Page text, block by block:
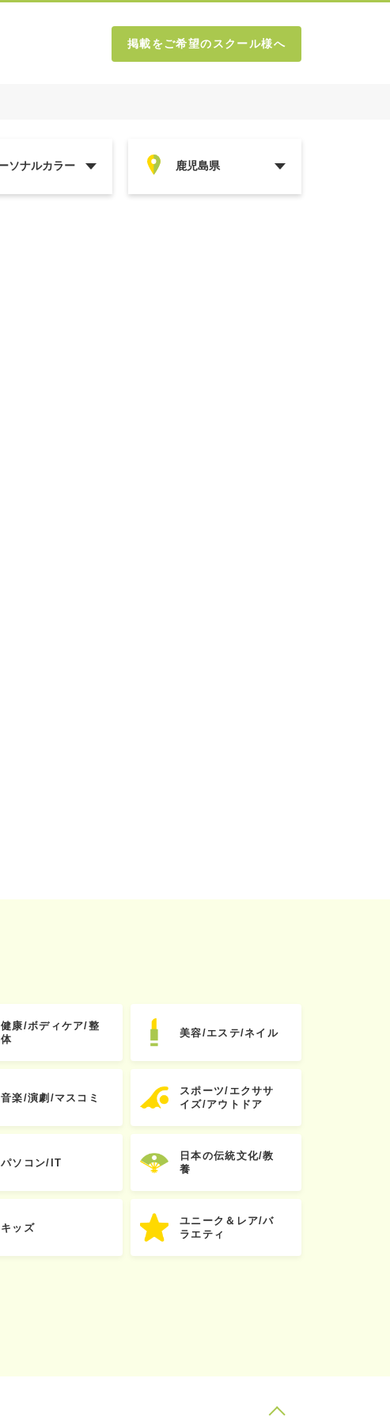
掲載をご希望のスクール様へ
健康/ボディケア/整
体
美容/エステ/ネイル
音楽/演劇/マスコミ
スポーツ/エクササ
イズ/アウトドア
パソコン/IT
日本の伝統文化/教
養
キッズ
ユニーク＆レア/バ
ラエティ